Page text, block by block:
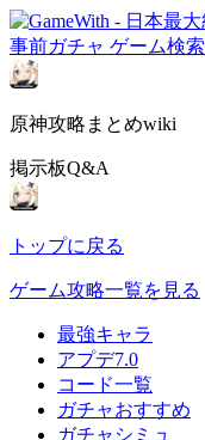
事前ガチャ ゲーム検索
原神攻略まとめwiki
掲示板Q&A
トップに戻る
ゲーム攻略一覧を見る
最強キャラ
アプデ7.0
コード一覧
ガチャおすすめ
ガチャシミュ